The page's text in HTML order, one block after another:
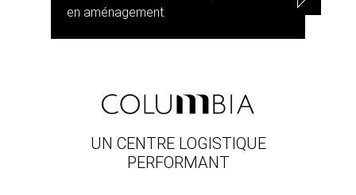
en aménagement.
UN CENTRE LOGISTIQUE
PERFORMANT